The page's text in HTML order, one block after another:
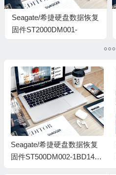
Seagate/希捷硬盘数据恢复
固件ST2000DM001-
Seagate/希捷硬盘数据恢复
固件ST500DM002-1BD142-